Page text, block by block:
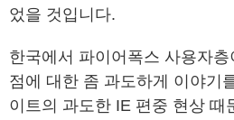
었을 것입니다.
한국에서 파이어폭스 사용자
점에 대한 좀 과도하게 이야기
이트의 과도한 IE 편중 현상 때